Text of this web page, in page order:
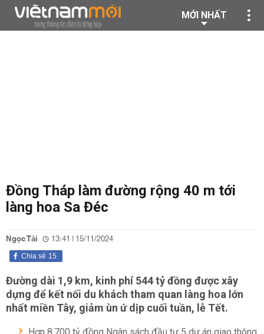
MỚI NHẤT
Đồng Tháp làm đường rộng 40 m tới
làng hoa Sa Đéc
Ngọc Tài 13:41 | 15/11/2024
15
Chia sẻ
Đường dài 1,9 km, kinh phí 544 tỷ đồng được xây
dựng để kết nối du khách tham quan làng hoa lớn
nhất miền Tây, giảm ùn ứ dịp cuối tuần, lễ Tết.